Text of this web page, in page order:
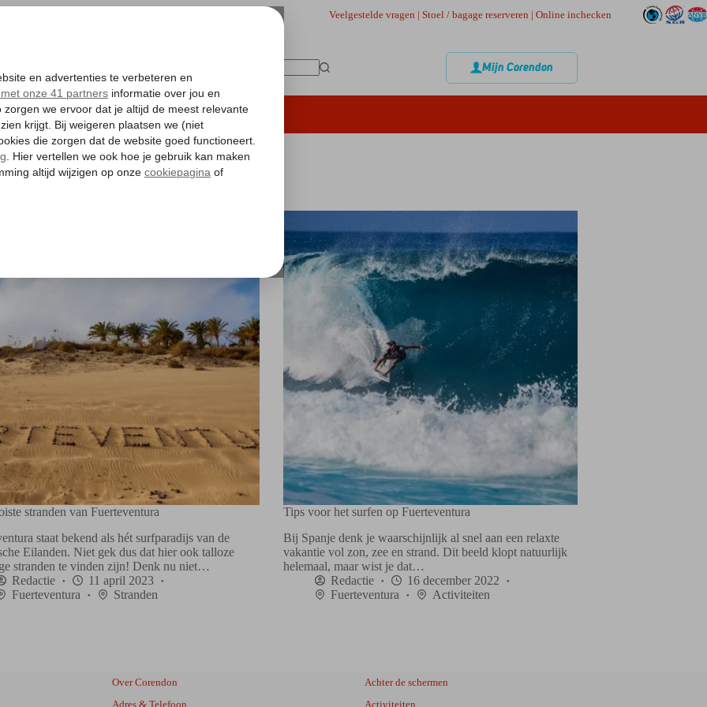
Veelgestelde vragen | Stoel / bagage reserveren |Online inchecken
Geen
resultaten
Mijn Corendon
Hoteltips Vakantie boeken
stranden van Fuerteventura
staat bekend als hét surfparadijs van de
Eilanden. Niet gek dus dat hier ook talloze
stranden te vinden zijn! Denk nu niet…
Redactie
11 april 2023
Fuerteventura
Stranden
Tips voor het surfen op Fuerteventura
Bij Spanje denk je waarschijnlijk al snel aan een relaxte
vakantie vol zon, zee en strand. Dit beeld klopt natuurlijk
helemaal, maar wist je dat…
Redactie
16 december 2022
Fuerteventura
Activiteiten
Over Corendon
Adres & Telefoon
Achter de schermen
Activiteiten